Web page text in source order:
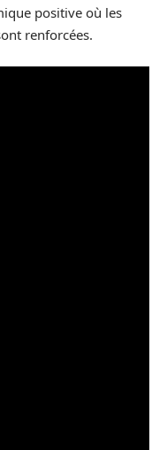
positive où les
renforcées.